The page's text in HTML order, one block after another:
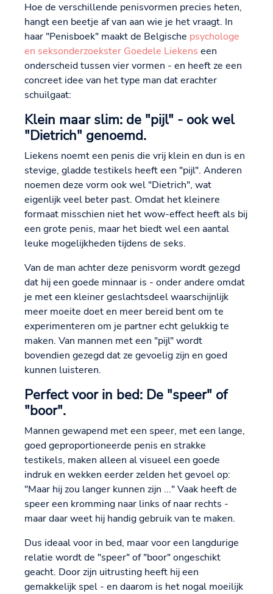
Hoe de verschillende penisvormen precies heten,
hangt een beetje af van aan wie je het vraagt. In
haar "Penisboek" maakt de Belgische psychologe
en seksonderzoekster Goedele Liekens een
onderscheid tussen vier vormen - en heeft ze een
concreet idee van het type man dat erachter
schuilgaat:
Klein maar slim: de "pijl" - ook wel
"Dietrich" genoemd.
Liekens noemt een penis die vrij klein en dun is en
stevige, gladde testikels heeft een "pijl". Anderen
noemen deze vorm ook wel "Dietrich", wat
eigenlijk veel beter past. Omdat het kleinere
formaat misschien niet het wow-effect heeft als bij
een grote penis, maar het biedt wel een aantal
leuke mogelijkheden tijdens de seks.
Van de man achter deze penisvorm wordt gezegd
dat hij een goede minnaar is - onder andere omdat
je met een kleiner geslachtsdeel waarschijnlijk
meer moeite doet en meer bereid bent om te
experimenteren om je partner echt gelukkig te
maken. Van mannen met een "pijl" wordt
bovendien gezegd dat ze gevoelig zijn en goed
kunnen luisteren.
Perfect voor in bed: De "speer" of
"boor".
Mannen gewapend met een speer, met een lange,
goed geproportioneerde penis en strakke
testikels, maken alleen al visueel een goede
indruk en wekken eerder zelden het gevoel op:
"Maar hij zou langer kunnen zijn ..." Vaak heeft de
speer een kromming naar links of naar rechts -
maar daar weet hij handig gebruik van te maken.
Dus ideaal voor in bed, maar voor een langdurige
relatie wordt de "speer" of "boor" ongeschikt
geacht. Door zijn uitrusting heeft hij een
gemakkelijk spel - en daarom is het nogal moeilijk